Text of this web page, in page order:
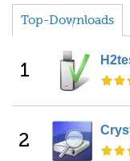
Top-Downloads
1
2